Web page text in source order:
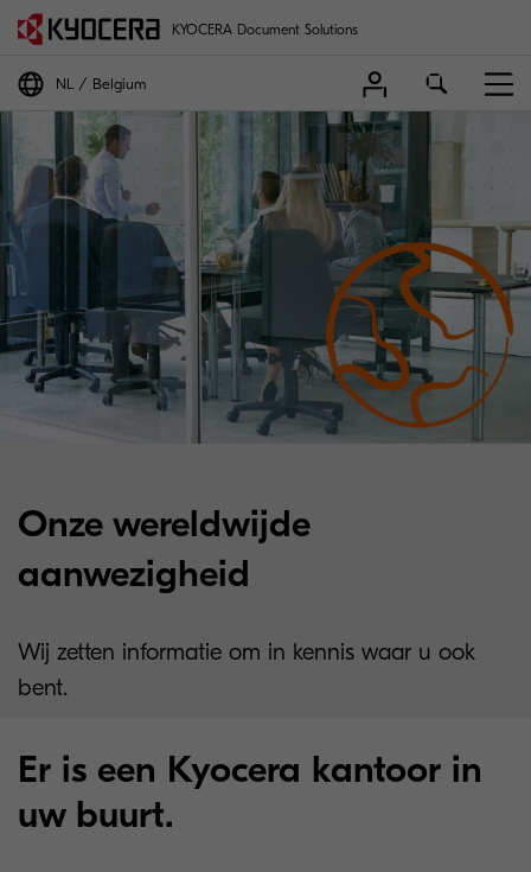
KYOCERA Document Solutions
NL Belgium
Onze wereldwijde
aanwezigheid
Wij zetten informatie om in kennis waar u ook
bent.
Er is een Kyocera kantoor in
uw buurt.